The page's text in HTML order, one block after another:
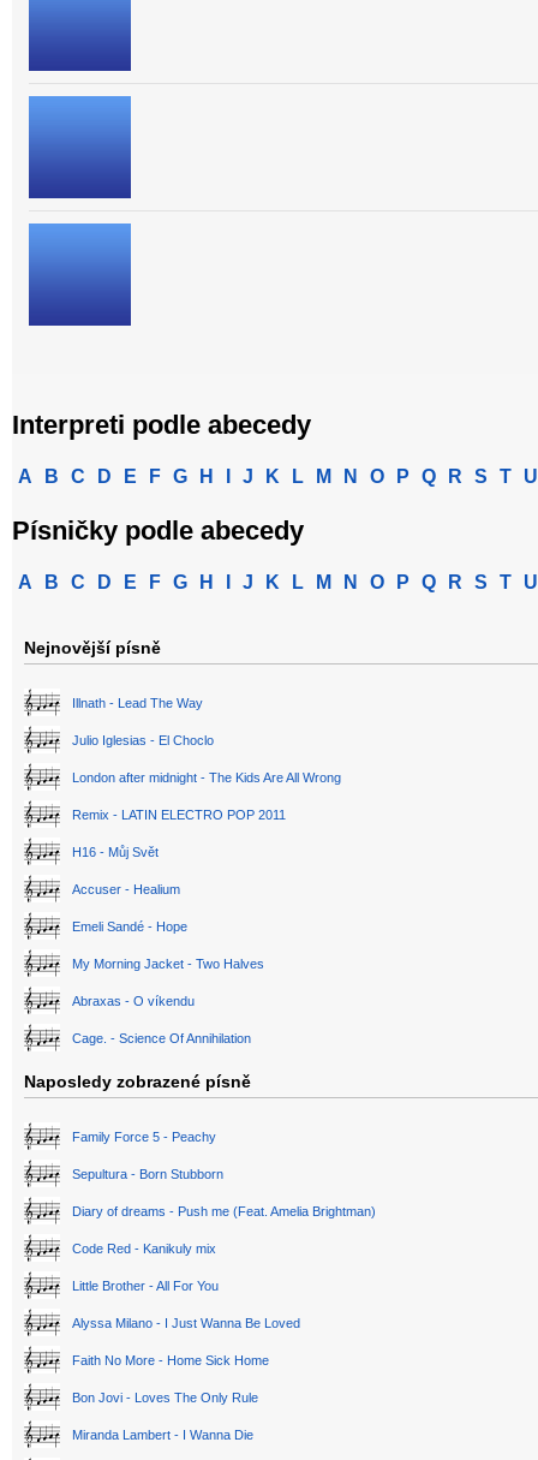
Interpreti podle abecedy
A B C D E F G H J K L M N O P Q R S T U
Písničky podle abecedy
A B C D E F G H J K L M N O P Q R S T U
Nejnovější písně
Illnath - Lead The Way
Julio Iglesias - El Choclo
London after midnight - The Kids Are All Wrong
Remix - LATIN ELECTRO POP 2011
H16 - Můj Svět
Accuser - Healium
Emeli Sandé - Hope
My Morning Jacket - Two Halves
Abraxas - O víkendu
Cage. - Science Of Annihilation
Naposledy zobrazené písně
Family Force 5 - Peachy
Sepultura - Born Stubborn
Diary of dreams - Push me (Feat. Amelia Brightman)
Code Red - Kanikuly mix
Little Brother - All For You
Alyssa Milano - I Just Wanna Be Loved
Faith No More - Home Sick Home
Bon Jovi - Loves The Only Rule
Miranda Lambert - I Wanna Die